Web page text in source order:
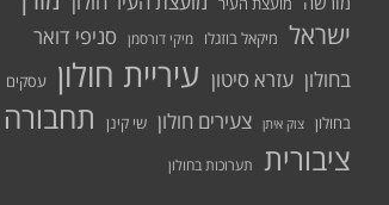
ישראל מיקאל בוזגלו מיקי דורסמן סניפי דואר
בחולון עזרא סיטון עיריית חולון עסקים
בחולון
צוק איתן צעירים חולון שי קינן
תחבורה
ציבורית
תערוכות בחולון